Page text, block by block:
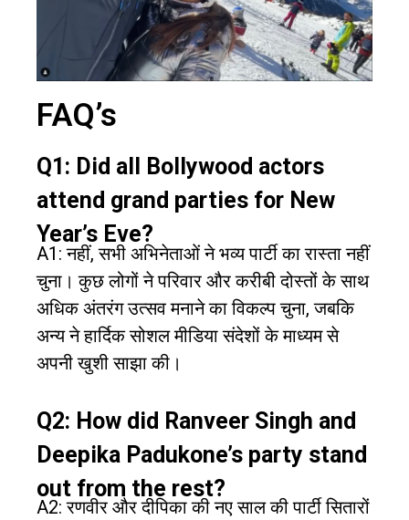
FAQ’s
Q1: Did all Bollywood actors
attend grand parties for New
Year’s Eve?
A1: नहीं, सभी अभिनेताओं ने भव्य पार्टी का रास्ता नहीं
चुना। कुछ लोगों ने परिवार और करीबी दोस्तों के साथ
अधिक अंतरंग उत्सव मनाने का विकल्प चुना, जबकि
अन्य ने हार्दिक सोशल मीडिया संदेशों के माध्यम से
अपनी खुशी साझा की।
Q2: How did Ranveer Singh and
Deepika Padukone’s party stand
out from the rest?
A2: रणवीर और दीपिका की नए साल की पार्टी सितारों